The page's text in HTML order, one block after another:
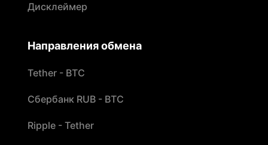
Дисклеймер
Направления обмена
Tether - BTC
Сбербанк RUB - BTC
Ripple - Tether